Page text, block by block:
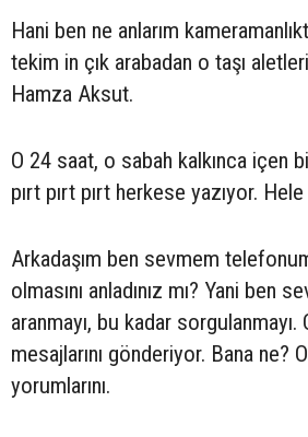
Hani ben ne anlarım
tekim in çık arabadan o taşı
Hamza Aksut.
O 24 saat, o sabah kalkınca içen
pırt pırt pırt herkese yazıyor. Hele
Arkadaşım ben sevmem
olmasını anladınız mı? Yani ben
aranmayı, bu kadar sorgulanmayı.
mesajlarını gönderiyor. Bana ne?
yorumlarını.